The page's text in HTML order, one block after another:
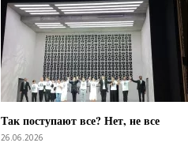
Так поступают все? Нет, не все
26.06.2026